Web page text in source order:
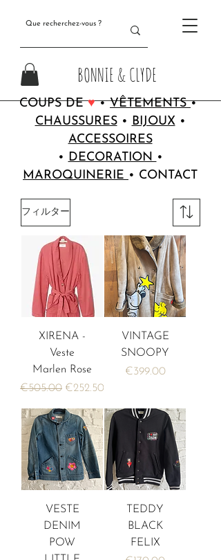
BONNIE & CLYDE
COUPS DE♥•VÊTEMENTS•
CHAUSSURES • BIJOUX•
ACCESSOIRES
• DECORATION •
MAROQUINERIE • CONTACT
フィルター
XIRENA -
Veste
Marlen Rose
通常価格
€505.00 セール価格
€252.50
VINTAGE
SNOOPY
価格
€399.00
VESTE
DENIM
POW
TEDDY
BLACK
FELIX